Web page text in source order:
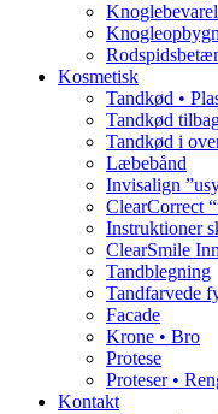
Kosmetisk
Tandkød •
Tandkød
Tandkød i
Læbebånd
Invisalign
ClearCorrect
Instruktioner
ClearSmile
Tandblegning
Tandfarvede
Facade
Krone • Bro
Protese
Proteser •
Kontakt